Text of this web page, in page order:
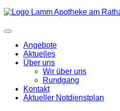
Angebote
Aktuelles
Über uns
Wir über uns
Rundgang
Kontakt
Aktueller Notdienstplan